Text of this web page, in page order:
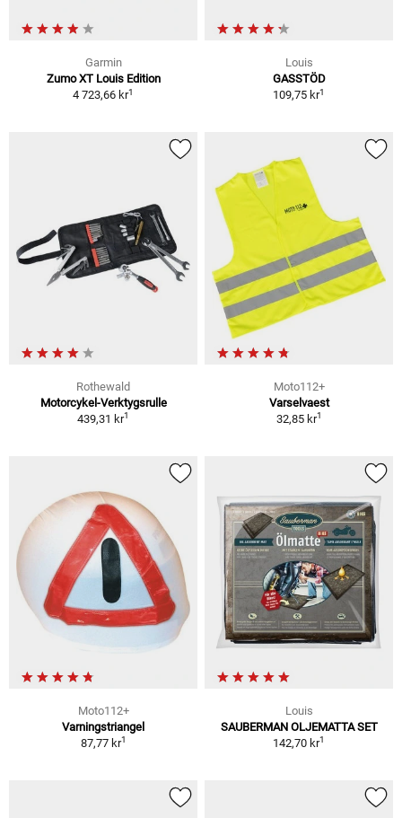
Garmin
Zumo XT Louis Edition
4 723,66 kr1
Louis
GASSTÖD
109,75 kr1
Rothewald
Motorcykel-Verktygsrulle
439,31 kr1
Moto112+
Varselvaest
32,85 kr1
Moto112+
Varningstriangel
87,77 kr1
Louis
SAUBERMAN OLJEMATTA SET
142,70 kr1